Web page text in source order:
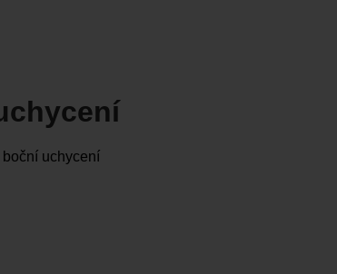
uchycení